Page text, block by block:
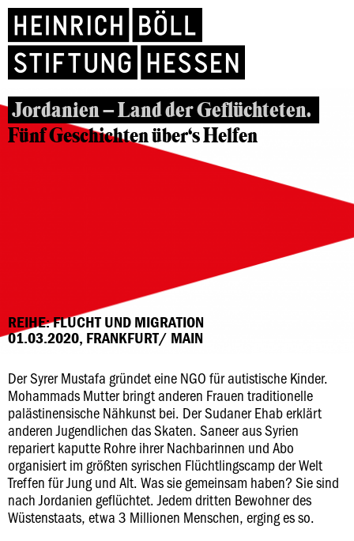
Jordanien – Land der Geflüchteten.
Fünf Geschichten über‘s Helfen
REIHE: FLUCHT UND MIGRATION
01.03.2020, FRANKFURT/ MAIN
Der Syrer Mustafa gründet eine NGO für autistische Kinder.
Mohammads Mutter bringt anderen Frauen traditionelle
palästinensische Nähkunst bei. Der Sudaner Ehab erklärt
anderen Jugendlichen das Skaten. Saneer aus Syrien
repariert kaputte Rohre ihrer Nachbarinnen und Abo
organisiert im größten syrischen Flüchtlingscamp der Welt
Treffen für Jung und Alt. Was sie gemeinsam haben? Sie sind
nach Jordanien geflüchtet. Jedem dritten Bewohner des
Wüstenstaats, etwa 3 Millionen Menschen, erging es so.